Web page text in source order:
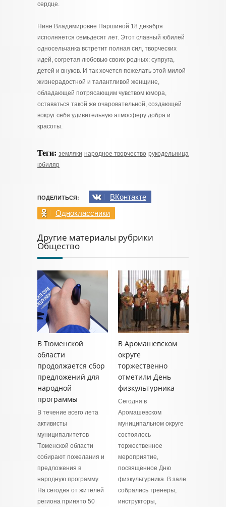
сердце.
Нине Владимировне Паршиной 18 декабря
исполняется семьдесят лет. Этот славный юбилей
односельчанка встретит полная сил, творческих
идей, согретая любовью своих родных: супруга,
детей и внуков. И так хочется пожелать этой милой
жизнерадостной и талантливой женщине,
обладающей потрясающим чувством юмора,
оставаться такой же очаровательной, создающей
вокруг себя удивительную атмосферу добра и
красоты.
Теги: земляки народное творчество рукодельница
юбиляр
ПОДЕЛИТЬСЯ:
ВКонтакте
Одноклассники
Другие материалы рубрики
Общество
В Тюменской
области
продолжается сбор
предложений для
народной
программы
В течение всего лета
активисты
муниципалитетов
Тюменской области
собирают пожелания и
предложения в
народную программу.
На сегодня от жителей
региона принято 50
В Аромашевском
округе
торжественно
отметили День
физкультурника
Сегодня в
Аромашевском
муниципальном округе
состоялось
торжественное
мероприятие,
посвящённое Дню
физкультурника. В зале
собрались тренеры,
инструкторы,